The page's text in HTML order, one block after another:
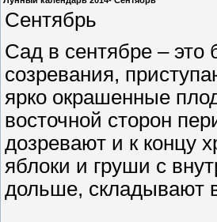
Сентябрь
Сад в сентябре – это
созревания,
ярко окрашенные
восточной сторон
дозревают и к концу
яблоки и груши с
дольше, складывают